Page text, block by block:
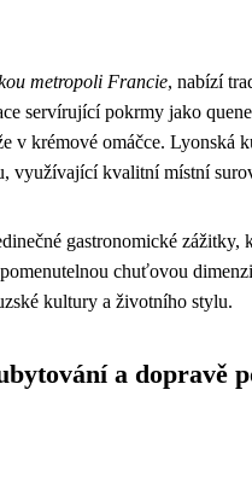
metropoli Francie, nabízí
servírující pokrmy jako
v krémové omáčce. Lyonská
využívající kvalitní místní
gastronomické zážitky,
chuťovou
kultury a životního stylu.
a dopravě